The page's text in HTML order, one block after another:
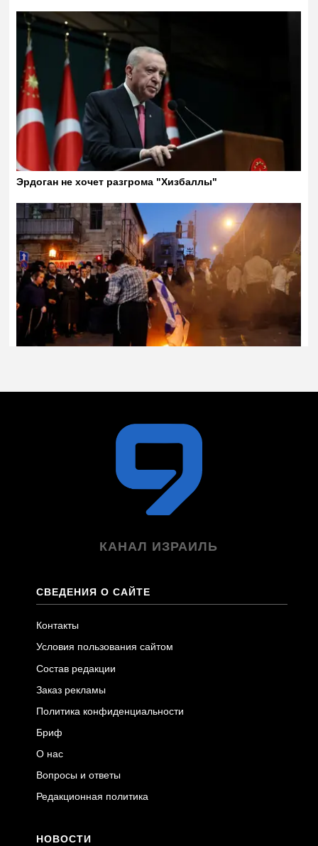
КАНАЛ ИЗРАИЛЬ
СВЕДЕНИЯ О САЙТЕ
Контакты
Условия пользования сайтом
Состав редакции
Заказ рекламы
Политика конфиденциальности
Бриф
О нас
Вопросы и ответы
Редакционная политика
НОВОСТИ